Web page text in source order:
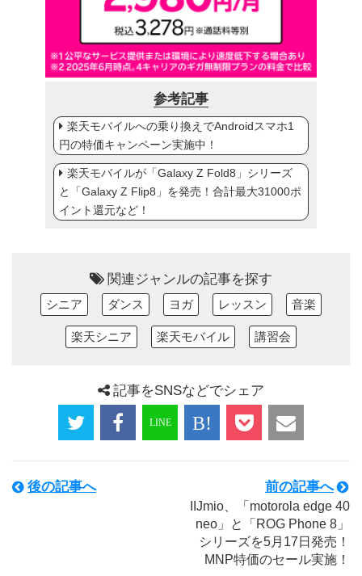
参考記事
楽天モバイルへの乗り換えでAndroidスマホ1
円の特価キャンペーン実施中！
楽天モバイルが「Galaxy Z Fold8」シリーズ
と「Galaxy Z Flip8」を発売！合計最大31000ポ
イント還元など！
関連ジャンルの記事を探す
シニア ダンス ヨガ レッスン 音楽
楽天シニア 楽天モバイル 講習会
記事をSNSなどでシェア
後の記事へ 前の記事へ
IIJmio、「motorola edge 40
neo」と「ROG Phone 8」
シリーズを5月17日発売！
MNP特価のセール実施！